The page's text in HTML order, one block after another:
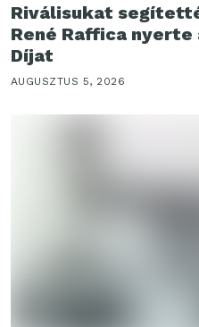
Riválisukat
René Raffica nyerte
Díjat
AUGUSZTUS 5, 2026